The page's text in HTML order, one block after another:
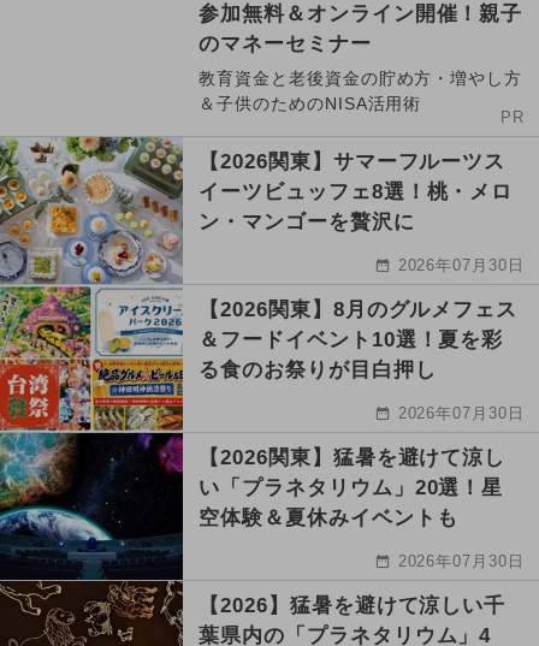
参加無料＆オンライン開催！親子
のマネーセミナー
教育資金と老後資金の貯め方・増やし方
＆子供のためのNISA活用術
PR
【2026関東】サマーフルーツス
イーツビュッフェ8選！桃・メロ
ン・マンゴーを贅沢に
2026年07月30日
【2026関東】8月のグルメフェス
＆フードイベント10選！夏を彩
る食のお祭りが目白押し
2026年07月30日
【2026関東】猛暑を避けて涼し
い「プラネタリウム」20選！星
空体験＆夏休みイベントも
2026年07月30日
【2026】猛暑を避けて涼しい千
葉県内の「プラネタリウム」4